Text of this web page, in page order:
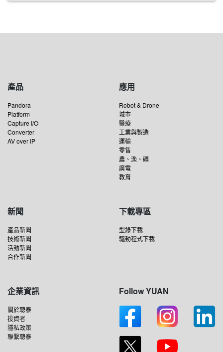
產品
Pandora
Platform
Capture I/O
Converter
AV over IP
應用
Robot & Drone
城市
醫療
工業與製造
運輸
零售
農、漁、礦
廣電
教育
新聞
產品新聞
技術新聞
活動新聞
合作新聞
下載專區
型錄下載
驅動程式下載
企業資訊
關於聰泰
投資者
隱私政策
聯繫聰泰
Follow YUAN